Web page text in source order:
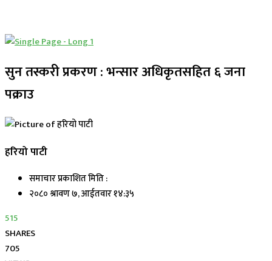
सुन तस्करी प्रकरण : भन्सार अधिकृतसहित ६ जना
पक्राउ
हरियो पाटी
समाचार प्रकाशित मिति :
२०८० श्रावण ७, आईतवार १४:३५
515
SHARES
705